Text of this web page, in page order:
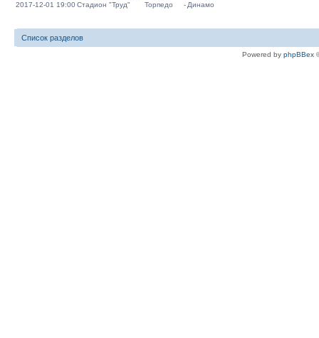
2017-12-01 19:00Стадион "Труд" Торпедо - Динамо
Список разделов
Powered by phpBBex